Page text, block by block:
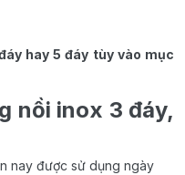
hay 5 đáy tùy vào mục
nồi inox 3 đáy,
nay được sử dụng ngày